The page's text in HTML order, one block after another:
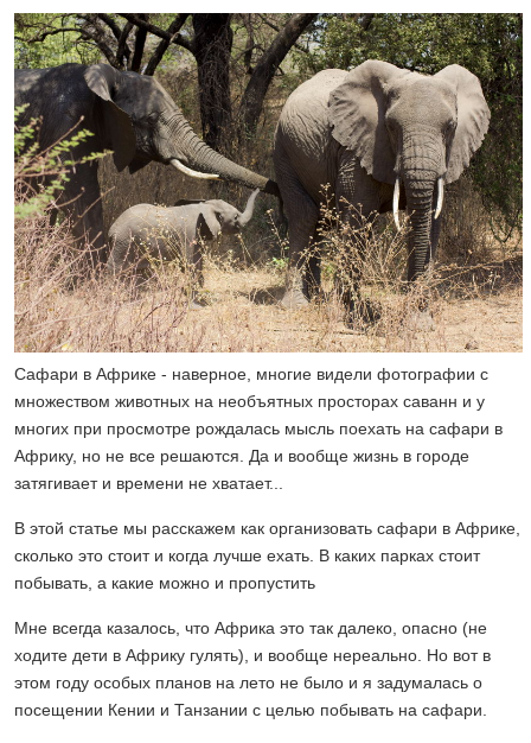
Сафари в Африке - наверное, многие видели фотографии с
множеством животных на необъятных просторах саванн и у
многих при просмотре рождалась мысль поехать на сафари в
Африку, но не все решаются. Да и вообще жизнь в городе
затягивает и времени не хватает...
В этой статье мы расскажем как организовать сафари в Африке,
сколько это стоит и когда лучше ехать. В каких парках стоит
побывать, а какие можно и пропустить
Мне всегда казалось, что Африка это так далеко, опасно (не
ходите дети в Африку гулять), и вообще нереально. Но вот в
этом году особых планов на лето не было и я задумалась о
посещении Кении и Танзании с целью побывать на сафари.